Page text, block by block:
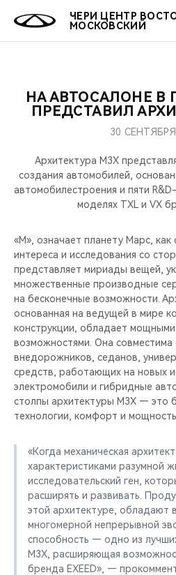
ЧЕРИ ЦЕНТР
МОСКОВСКИЙ
КРОССОВЕРЫ
НОВИНКИ
КРЕДИТ И СТРАХОВАНИЕ
ЗАПЧАСТИ И АКСЕССУАРЫ
CHERY CONNECT
МИР
О БРЕНДЕ
CHERY В СОЦСЕТЯХ
ЛЮДИ CHERY
CHERY REMOTE
НАШИ МЕРОПРИЯТИЯ
ВИДЕООБЗОРЫ
CHERY ДЛЯ ДЕТЕЙ
АКЦИИ
ОНЛАЙН
КРЕДИТ
О
МЫ В СОЦСЕТЯХ
НА АВТОСАЛОНЕ В
ПРЕДСТАВИЛ
30
Архитектура M3X
создания автомобилей,
автомобилестроения и пяти
моделях TXL и VX
«М», означает планету Марс, как
интереса и исследования со
представляет мириады вещей,
множественные производные
на бесконечные возможности.
основанная на ведущей в мире
конструкции, обладает
возможностями. Она совместима
внедорожников, седанов,
средств, работающих на новых
электромобили и гибридные
столпы архитектуры M3X — это
технологии, комфорт и мощность.
«Когда механическая
характеристиками разумной
исследовательский ген,
расширять и развивать.
этой архитектуре, обладают
многомерной непрерывной
способность — одно из
M3X, расширяющая
бренда EXEED», —